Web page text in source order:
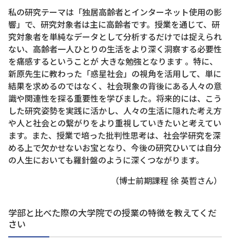
私の研究テーマは「独居高齢者とインターネット使用の影
響」で、研究対象者は主に高齢者です。授業を通じて、研
究対象者を単純なデータとして分析するだけでは捉えられ
ない、高齢者一人ひとりの生活をより深く洞察する必要性
を痛感するということが 大きな勉強となります 。特に、
新原先生に教わった「惑星社会」の視角を活用して、単に
結果を求めるのではなく、社会現象の背後にある人々の意
識や関連性を探る重要性を学びました。将来的には、こう
した研究姿勢を実践に活かし、人々の生活に隠れた考え方
や人と社会との繋がりをより重視していきたいと考えてい
ます。また、授業で培った批判性思考は、社会学研究を深
める上で欠かせないお宝となり、今後の研究ひいては自分
の人生においても羅針盤のように深くつながります。
（博士前期課程 徐 英哲さん）
学部と比べた際の大学院での授業の特徴を教えてくだ
さい